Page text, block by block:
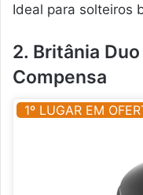
Ideal para solteiros
2. Britânia
Compensa
1º LUGAR EM